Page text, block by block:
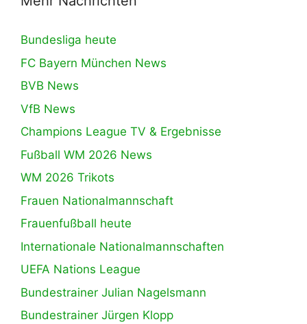
Bundesliga heute
FC Bayern München News
BVB News
VfB News
Champions League TV & Ergebnisse
Fußball WM 2026 News
WM 2026 Trikots
Frauen Nationalmannschaft
Frauenfußball heute
Internationale Nationalmannschaften
UEFA Nations League
Bundestrainer Julian Nagelsmann
Bundestrainer Jürgen Klopp